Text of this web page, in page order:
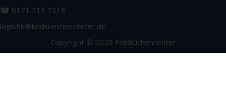
☎ 0171 713 7318
logistik@feldkuechencenter.de
Copyright © 2026 Feldküchencenter